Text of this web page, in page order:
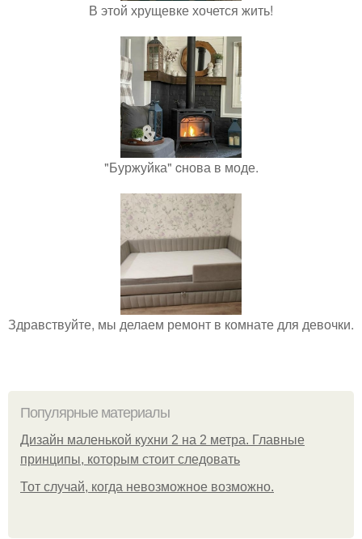
В этой хрущевке хочется жить!
"Буржуйка" cнова в моде.
Здравствуйте, мы делаем ремонт в комнате для девочки.
Популярные материалы
Дизайн маленькой кухни 2 на 2 метра. Главные
принципы, которым стоит следовать
Тот случай, когда невозможное возможно.